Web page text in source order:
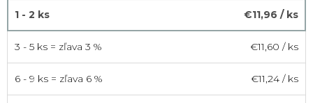
1 - 2 ks €11,96 / ks
3 - 5 ks = zľava 3 % €11,60 / ks
6 - 9 ks = zľava 6 % €11,24 / ks